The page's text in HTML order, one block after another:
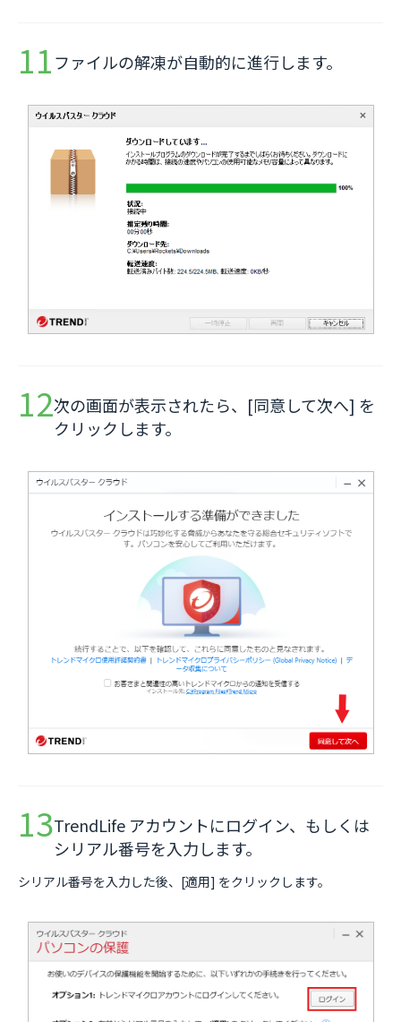
ファイルの解凍が自動的に進行します。
次の画面が表示されたら、[同意して次へ] を
クリックします。
TrendLife アカウントにログイン、もしくは
シリアル番号を入力します。
シリアル番号を入力した後、[適用] をクリックします。